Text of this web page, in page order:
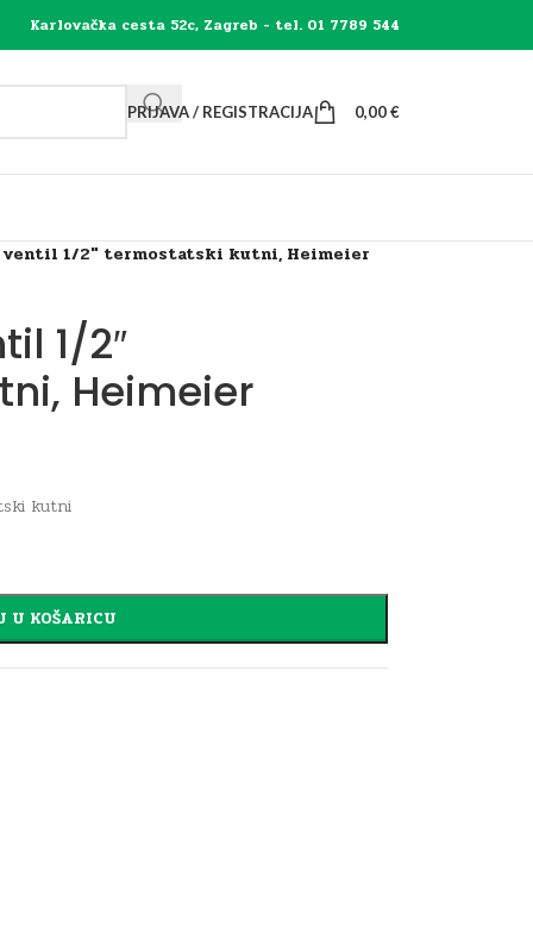
Karlovačka cesta 52c, Zagreb - tel. 01 7789 544
PRIJAVA / REGISTRACIJA 0,00€
1/2″ termostatski kutni, Heimeier
1/2″
Heimeier
kutni
U KOŠARICU